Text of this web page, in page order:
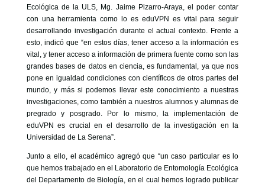
Ecológica de la ULS, Mg. Jaime Pizarro-Araya, el poder contar
con una herramienta como lo es eduVPN es vital para seguir
desarrollando investigación durante el actual contexto. Frente a
esto, indicó que “en estos días, tener acceso a la información es
vital, y tener acceso a información de primera fuente como son las
grandes bases de datos en ciencia, es fundamental, ya que nos
pone en igualdad condiciones con científicos de otros partes del
mundo, y más si podemos llevar este conocimiento a nuestras
investigaciones, como también a nuestros alumnos y alumnas de
pregrado y posgrado. Por lo mismo, la implementación de
eduVPN es crucial en el desarrollo de la investigación en la
Universidad de La Serena”.
Junto a ello, el académico agregó que “un caso particular es lo
que hemos trabajado en el Laboratorio de Entomología Ecológica
del Departamento de Biología, en el cual hemos logrado publicar